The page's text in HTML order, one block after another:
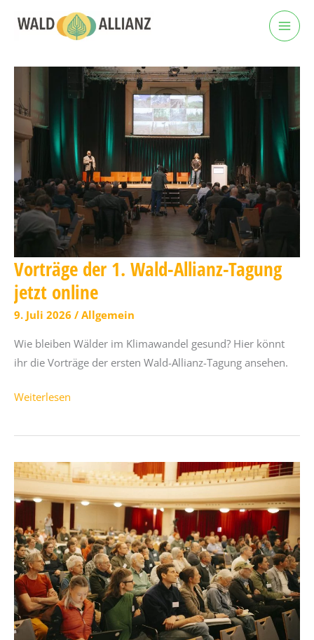
Inhalt
Vorträge der 1. Wald-Allianz-Tagung
jetzt online
9. Juli 2026 / Allgemein
Wie bleiben Wälder im Klimawandel gesund? Hier könnt
ihr die Vorträge der ersten Wald-Allianz-Tagung ansehen.
Vorträge
1.
Allianz-
Tagung
jetzt
online
Weiterlesen